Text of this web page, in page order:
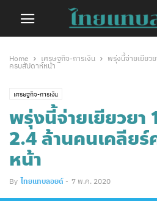
Home เศรษฐกิจ-การเงิน
พรุ่งนี้จ่ายเยียว
ครบสัปดาห์หน้า
เศรษฐกิจ-การเงิน
พรุ่งนี้จ่ายเยียวยา
2.4 ล้านคนเคลีย
หน้า
By ไทยแทบลอยด์ - 7 พ.ค. 2020